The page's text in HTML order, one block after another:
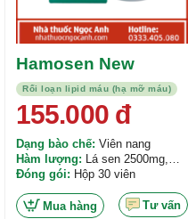
Rối loạn lipid máu (hạ mỡ máu)
Hamosen New
155.000đ
Dạng bào chế: Viên nang
Hàm lượng: Lá sen 2500mg,
Thảo quyết minh 2500mg, Giảo
Đóng gói: Hộp 30 viên
Mua hàng Tư vấn